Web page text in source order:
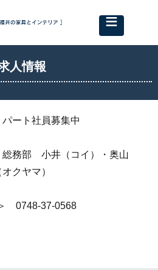
≡
人情報
パート社員募集中
務部 小井（コイ）・奥山
オクヤマ）
0748-37-0568